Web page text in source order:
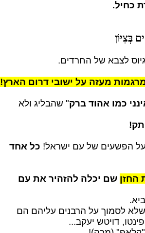
בְּצִיּוֹן
לצבא של החרדים.
מעזה על ישובי דרום הארץ!
כמו אהוד ברק" שהבליג ולא
על הפשעים של עם ישראל! כל אחד
החזן שם יכלה להזהיר את עם
שלא לסמוך על הרבנים עליהם הם
דויטש יעקב...